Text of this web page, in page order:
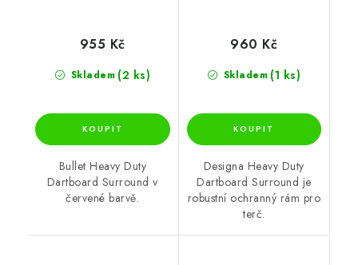
Skladem (2 ks)
955 Kč
Bullet Heavy Duty
Dartboard Surround v
červené barvě.
Skladem (1 ks)
960 Kč
Designa Heavy Duty
Dartboard Surround je
robustní ochranný rám pro
terč.